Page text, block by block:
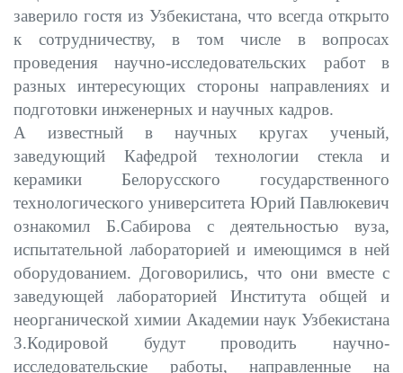
заверило гостя из Узбекистана, что всегда открыто
к сотрудничеству, в том числе в вопросах
проведения научно-исследовательских работ в
разных интересующих стороны направлениях и
подготовки инженерных и научных кадров.
А известный в научных кругах ученый,
заведующий Кафедрой технологии стекла и
керамики Белорусского государственного
технологического университета Юрий Павлюкевич
ознакомил Б.Сабирова с деятельностью вуза,
испытательной лабораторией и имеющимся в ней
оборудованием. Договорились, что они вместе с
заведующей лабораторией Института общей и
неорганической химии Академии наук Узбекистана
З.Кодировой будут проводить научно-
исследовательские работы, направленные на